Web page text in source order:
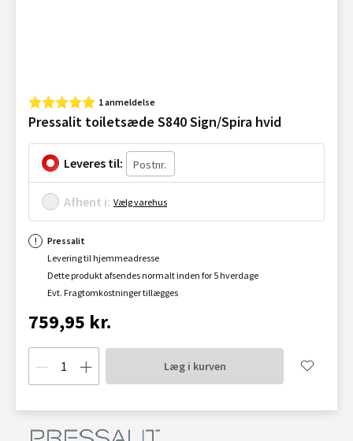
1 anmeldelse
Pressalit toiletsæde S840 Sign/Spira hvid
Leveres til:
Afhent i: Vælg varehus
Pressalit
Levering til hjemmeadresse
Dette produkt afsendes normalt inden for 5 hverdage
Evt. Fragtomkostninger tillægges
759,95 kr.
Læg i kurven